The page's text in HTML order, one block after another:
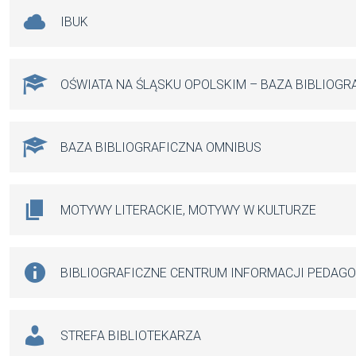
IBUK
OŚWIATA NA ŚLĄSKU OPOLSKIM – BAZA
BAZA BIBLIOGRAFICZNA OMNIBUS
MOTYWY LITERACKIE, MOTYWY W KULTURZE
BIBLIOGRAFICZNE CENTRUM INFORMACJI
STREFA BIBLIOTEKARZA